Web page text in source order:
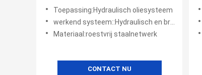
P951413 T280W TB13941x
TB1396x drogen
Toepassing:Hydraulisch oliesysteem
werkend systeem::Hydraulisch en brandstofsysteem
Materiaal:roestvrij staalnetwerk
CONTACT NU